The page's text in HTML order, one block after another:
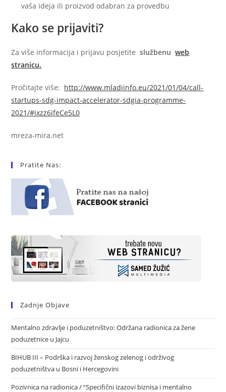
vaša ideja ili proizvod odabran za provedbu
Kako se prijaviti?
Za više informacija i prijavu posjetiteslužbenu web
stranicu.
Pročitajte više: http://www.mladiinfo.eu/2021/01/04/call-
startups-sdg-impact-accelerator-sdgia-programme-
2021/#ixzz6ifeCe5L0
mreza-mira.net
Pratite Nas:
Zadnje Objave
Mentalno zdravlje i poduzetništvo: Održana radionica za žene
poduzetnice u Jajcu
BIHUB III – Podrška i razvoj ženskog zelenog i održivog
poduzetništva u Bosni i Hercegovini
Pozivnica na radionica / “Specifični izazovi biznisa i mentalno